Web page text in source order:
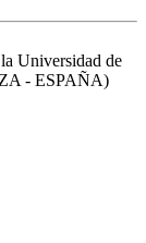
Universidad de
- ESPAÑA)